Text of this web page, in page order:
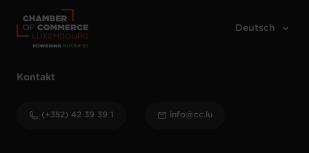
Kontakt
(+352) 42 39 39 1 info@cc.lu